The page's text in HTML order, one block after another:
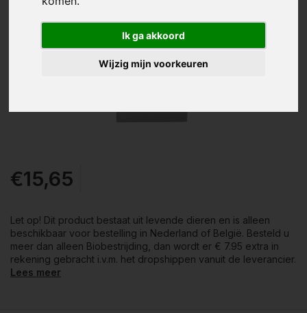
Ik ga akkoord
Wijzig mijn voorkeuren
€15,65
Let op! Dit product bestaat uit levende dieren en is alleen
beschikbaar voor bestelling in Nederland of België. Besteld u
meer dan alleen Biobestrijding, dan wordt er € 7.95 extra in
rekening gebracht i.v.m. het dropshippen vanuit de leverancier.
Lees meer